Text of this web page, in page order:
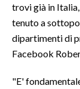
SARDI NEL
NOTIZIE
trovi già in
tenuto a
dipartimenti di
Facebook
"E'